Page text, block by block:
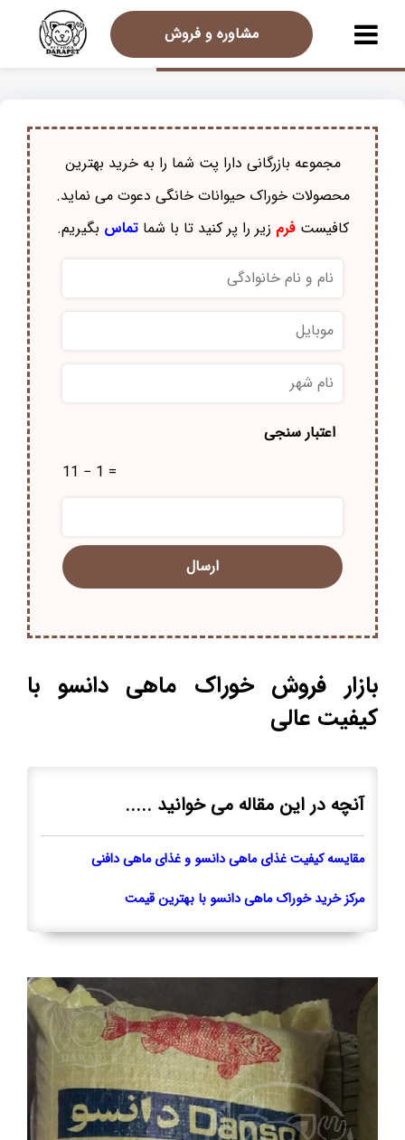
مشاوره و فروش
مجموعه بازرگانی دارا پت شما را به خرید بهترین
محصولات خوراک حيوانات خانگی دعوت می نماید.
کافیستفرم زیر را پر کنید تا با شماتماس بگیریم.
نام
و
خانوادگی
موبایل
نام
شهر
*
اعتبار سنجی
11 − 1 =
بازار فروش خوراک ماهی دانسو با
کیفیت عالی
آنچه در این مقاله می خوانید .....
مقایسه کیفیت غذای ماهی دانسو و غذای ماهی دافنی
مرکز خرید خوراک ماهی دانسو با بهترین قیمت